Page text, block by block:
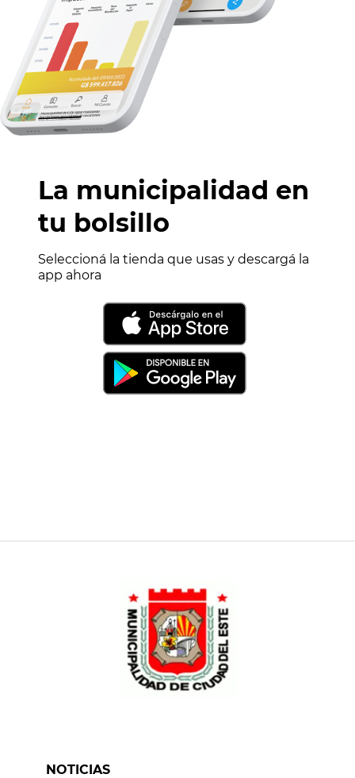
La municipalidad en
tu bolsillo
Seleccioná la tienda que usas y descargá la
app ahora
NOTICIAS